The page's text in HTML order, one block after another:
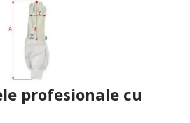
profesionale cu